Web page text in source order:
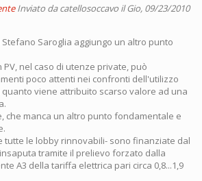
Inviato dacatellosoccavo il Gio, 09/23/2010
Saroglia aggiungo un altro punto
PV, nel caso di utenze private, può
poco attenti nei confronti dell'utilizzo
viene attribuito scarso valore ad una
che manca un altro punto fondamentale e
tutte le lobby rinnovabili- sono finanziate dal
tramite il prelievo forzato dalla
A3 della tariffa elettrica pari circa 0,8...1,9